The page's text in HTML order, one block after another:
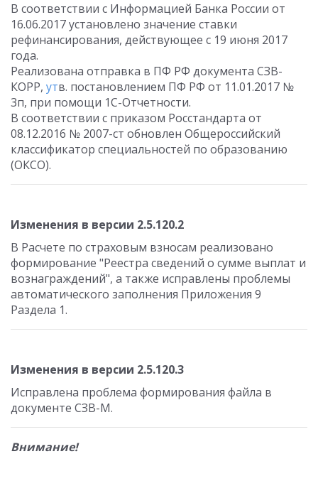
В соответствии с Информацией Банка России от
16.06.2017 установлено значение ставки
рефинансирования, действующее с 19 июня 2017
года.
Реализована отправка в ПФ РФ документа СЗВ-
КОРР, утв. постановлением ПФ РФ от 11.01.2017 №
3п, при помощи 1С-Отчетности.
В соответствии с приказом Росстандарта от
08.12.2016 № 2007-ст обновлен Общероссийский
классификатор специальностей по образованию
(ОКСО).
Изменения в версии 2.5.120.2
В Расчете по страховым взносам реализовано
формирование "Реестра сведений о сумме выплат и
вознаграждений", а также исправлены проблемы
автоматического заполнения Приложения 9
Раздела 1.
Изменения в версии 2.5.120.3
Исправлена проблема формирования файла в
документе СЗВ-М.
Внимание!